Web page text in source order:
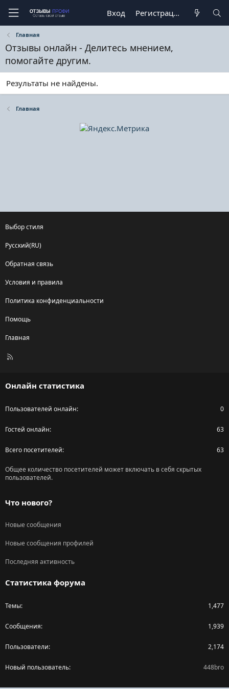
Вход Регистрация
Главная
Отзывы онлайн - Делитесь мнением,
помогайте другим.
Результаты не найдены.
Главная
Выбор стиля
Русский(RU)
Обратная связь
Условия и правила
Политика конфиденциальности
Помощь
Главная
R
Онлайн статистика
Пользователей онлайн 0
Гостей онлайн 63
Всего посетителей 63
Общее количество посетителей может включать в себя скрытых
пользователей.
Что нового?
Новые сообщения
Новые сообщения профилей
Последняя активность
Статистика форума
Темы 1,477
Сообщения 1,939
Пользователи 2,174
Новый пользователь 448bro